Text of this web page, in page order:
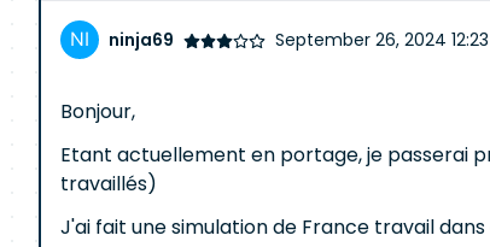
ninja69 September 26, 2024 12:23
Bonjour,
Etant actuellement en portage, je passerai
travaillés)
J'ai fait une simulation de France travail dans